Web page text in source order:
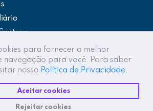
para fornecer a melhor
navegação para você. Para saber
nossa Política de Privacidade.
Aceitar cookies
Rejeitar cookies
do Cliente
de Vendas